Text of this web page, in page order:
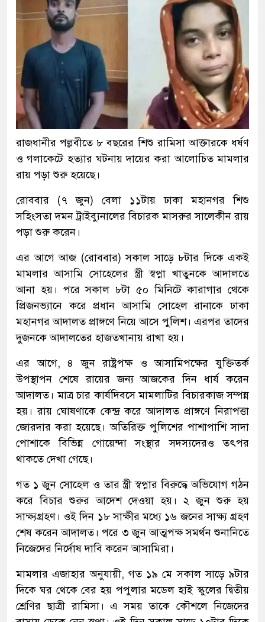
রাজধানীর পল্লবীতে ৮ বছরের শিশু রামিসা আক্তারকে ধর্ষণ
ও গলাকেটে হত্যার ঘটনায় দায়ের করা আলোচিত মামলার
রায় পড়া শুরু হয়েছে।
রোববার (৭ জুন) বেলা ১১টায় ঢাকা মহানগর শিশু
সহিংসতা দমন ট্রাইব্যুনালের বিচারক মাসরুর সালেকীন রায়
পড়া শুরু করেন।
এর আগে আজ (রোববার) সকাল সাড়ে ৮টার দিকে একই
মামলার আসামি সোহেলের স্ত্রী স্বপ্না খাতুনকে আদালতে
আনা হয়। পরে সকাল ৮টা ৫০ মিনিটে কারাগার থেকে
প্রিজনভ্যানে করে প্রধান আসামি সোহেল রানাকে ঢাকা
মহানগর আদালত প্রাঙ্গণে নিয়ে আসে পুলিশ। এরপর তাদের
দুজনকে আদালতের হাজতখানায় রাখা হয়।
এর আগে, ৪ জুন রাষ্ট্রপক্ষ ও আসামিপক্ষের যুক্তিতর্ক
উপস্থাপন শেষে রায়ের জন্য আজকের দিন ধার্য করেন
আদালত। মাত্র চার কার্যদিবসে মামলাটির বিচারকাজ সম্পন্ন
হয়। রায় ঘোষণাকে কেন্দ্র করে আদালত প্রাঙ্গণে নিরাপত্তা
জোরদার করা হয়েছে। অতিরিক্ত পুলিশের পাশাপাশি সাদা
পোশাকে বিভিন্ন গোয়েন্দা সংস্থার সদস্যদেরও তৎপর
থাকতে দেখা গেছে।
গত ১ জুন সোহেল ও তার স্ত্রী স্বপ্নার বিরুদ্ধে অভিযোগ গঠন
করে বিচার শুরুর আদেশ দেওয়া হয়। ২ জুন শুরু হয়
সাক্ষ্যগ্রহণ। ওই দিন ১৮ সাক্ষীর মধ্যে ১৬ জনের সাক্ষ্য গ্রহণ
শেষ করেন আদালত। পরে ৩ জুন আত্মপক্ষ সমর্থন শুনানিতে
নিজেদের নির্দোষ দাবি করেন আসামিরা।
মামলার এজাহার অনুযায়ী, গত ১৯ মে সকাল সাড়ে ৯টার
দিকে ঘর থেকে বের হয় পপুলার মডেল হাই স্কুলের দ্বিতীয়
শ্রেণির ছাত্রী রামিসা। এ সময় তাকে কৌশলে নিজেদের